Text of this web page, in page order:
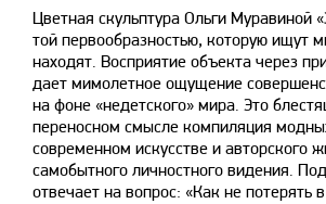
Цветная скульптура Ольги Муравиной
той первообразностью, которую ищут
находят. Восприятие объекта через
дает мимолетное ощущение
на фоне «недетского» мира. Это
переносном смысле компиляция
современном искусстве и авторского
самобытного личностного видения.
отвечает на вопрос: «Как не потерять